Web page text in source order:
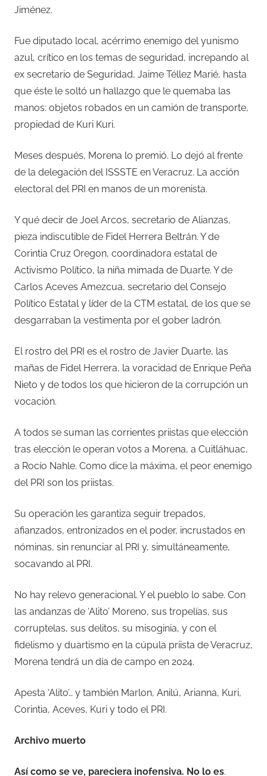
Jiménez.
Fue diputado local, acérrimo enemigo del yunismo
azul, crítico en los temas de seguridad, increpando al
ex secretario de Seguridad, Jaime Téllez Marié, hasta
que éste le soltó un hallazgo que le quemaba las
manos: objetos robados en un camión de transporte,
propiedad de Kuri Kuri.
Meses después, Morena lo premió. Lo dejó al frente
de la delegación del ISSSTE en Veracruz. La acción
electoral del PRI en manos de un morenista.
Y qué decir de Joel Arcos, secretario de Alianzas,
pieza indiscutible de Fidel Herrera Beltrán. Y de
Corintia Cruz Oregon, coordinadora estatal de
Activismo Político, la niña mimada de Duarte. Y de
Carlos Aceves Amezcua, secretario del Consejo
Político Estatal y líder de la CTM estatal, de los que se
desgarraban la vestimenta por el gober ladrón.
El rostro del PRI es el rostro de Javier Duarte, las
mañas de Fidel Herrera, la voracidad de Enrique Peña
Nieto y de todos los que hicieron de la corrupción un
vocación.
A todos se suman las corrientes priistas que elección
tras elección le operan votos a Morena, a Cuitláhuac,
a Rocío Nahle. Como dice la máxima, el peor enemigo
del PRI son los priistas.
Su operación les garantiza seguir trepados,
afianzados, entronizados en el poder, incrustados en
nóminas, sin renunciar al PRI y, simultáneamente,
socavando al PRI.
No hay relevo generacional. Y el pueblo lo sabe. Con
las andanzas de ‘Alito’ Moreno, sus tropelías, sus
corruptelas, sus delitos, su misoginia, y con el
fidelismo y duartismo en la cúpula priista de Veracruz,
Morena tendrá un día de campo en 2024.
Apesta ‘Alito’… y también Marlon, Anilú, Arianna, Kuri,
Corintia, Aceves, Kuri y todo el PRI.
Archivo muerto
Así como se ve, pareciera inofensiva. No lo es.